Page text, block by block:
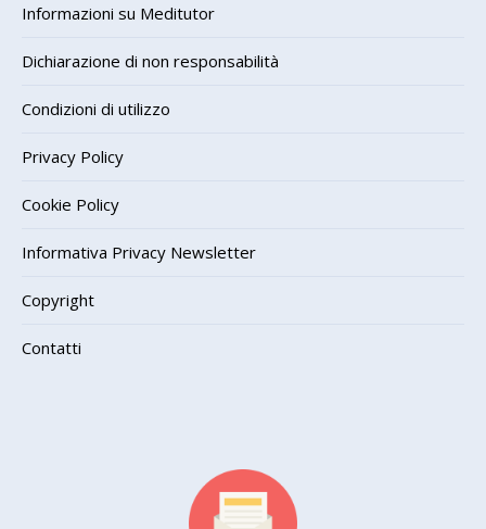
Informazioni su Meditutor
Dichiarazione di non responsabilità
Condizioni di utilizzo
Privacy Policy
Cookie Policy
Informativa Privacy Newsletter
Copyright
Contatti